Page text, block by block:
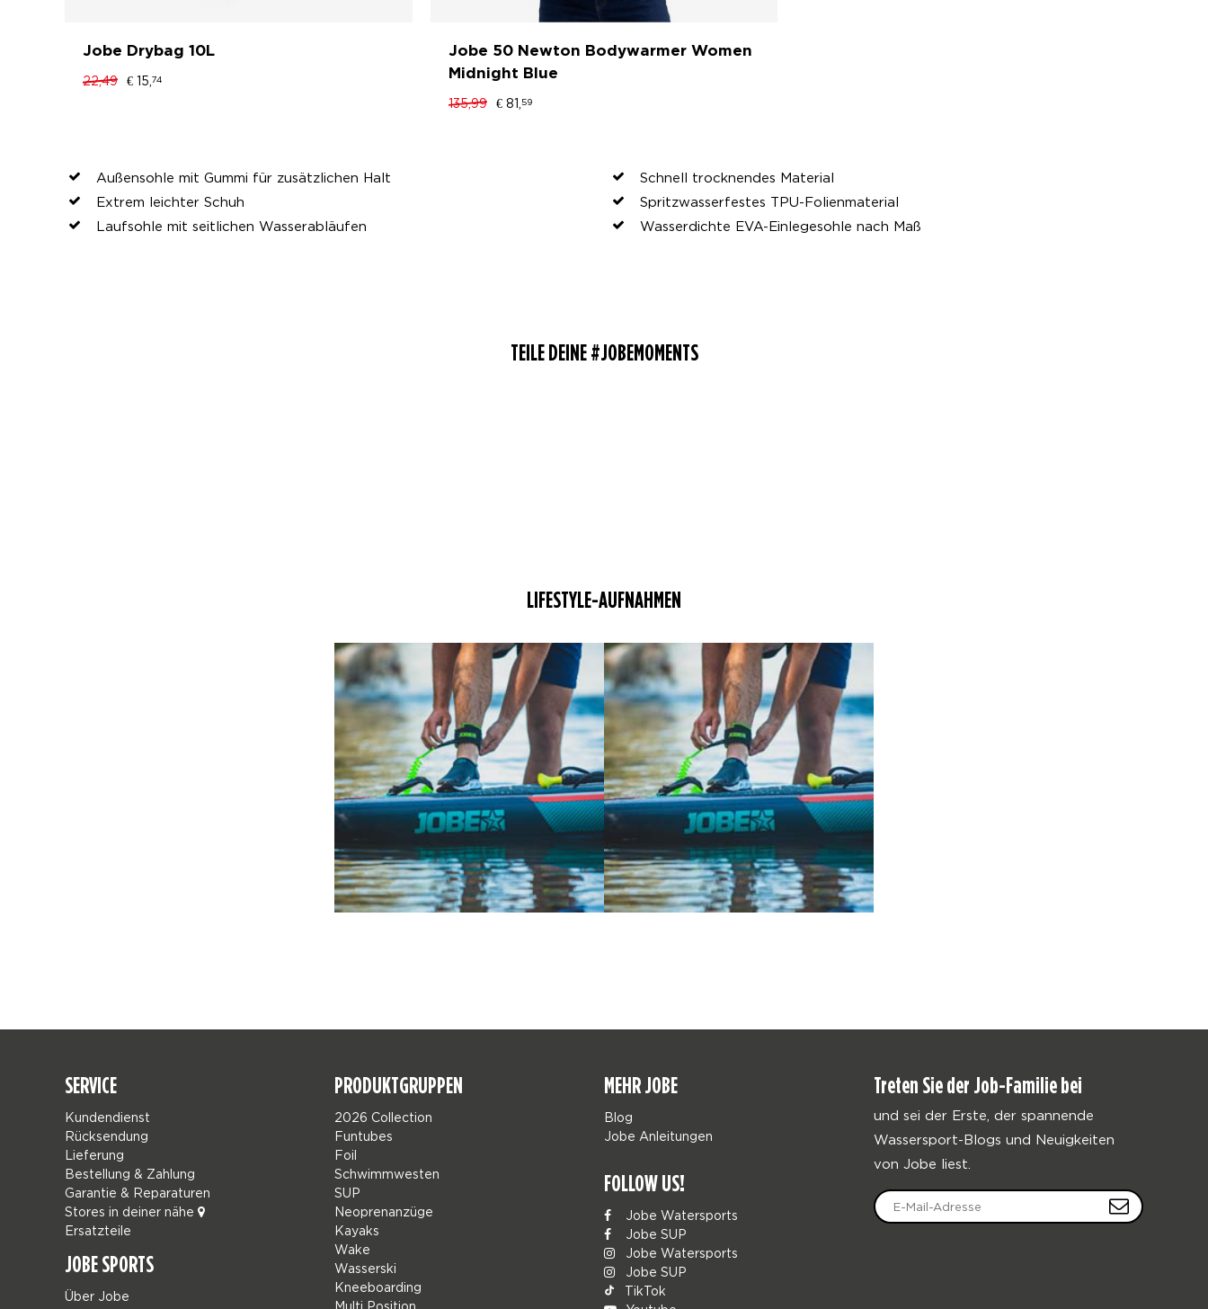
Jobe Drybag 10L
22,49 € 15, 74
Jobe 50 Newton Bodywarmer Women
Midnight Blue
135,99 € 81, 59
Außensohle mit Gummi für zusätzlichen Halt
Extrem leichter Schuh
Laufsohle mit seitlichen Wasserabläufen
Schnell trocknendes Material
Spritzwasserfestes TPU-Folienmaterial
Wasserdichte EVA-Einlegesohle nach Maß
TEILE DEINE #JOBEMOMENTS
LIFESTYLE-AUFNAHMEN
SERVICE
Kundendienst
Rücksendung
Lieferung
Bestellung & Zahlung
Garantie & Reparaturen
Stores in deiner nähe
Ersatzteile
JOBE SPORTS
Über Jobe
PRODUKTGRUPPEN
2026 Collection
Funtubes
Foil
Schwimmwesten
SUP
Neoprenanzüge
Kayaks
Wake
Wasserski
Kneeboarding
Multi Position
MEHR JOBE
Blog
Jobe Anleitungen
FOLLOW US!
Jobe Watersports
Jobe SUP
Jobe Watersports
Jobe SUP
TikTok
Treten Sie der Job-Familie bei
und sei der Erste, der spannende
Wassersport-Blogs und Neuigkeiten
von Jobe liest.